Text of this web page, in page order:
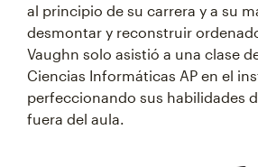
al principio de su carrera y a su
desmontar y reconstruir
Vaughn solo asistió a una clase
Ciencias Informáticas AP en el
perfeccionando sus habilidades
fuera del aula.